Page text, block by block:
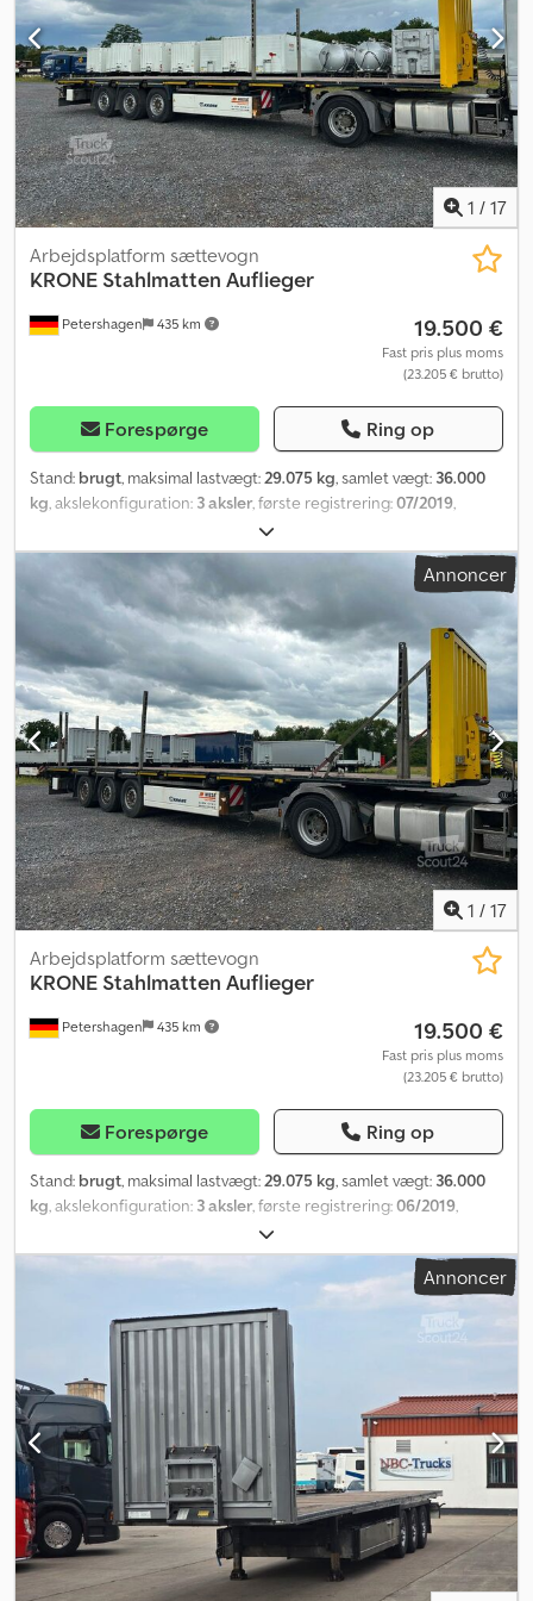
1 / 17
Petershagen 435 km
Arbejdsplatform sættevogn
KRONE Stahlmatten Auflieger
19.500 €
Fast pris plus moms
(23.205 € brutto)
Forespørge Ring op
Stand: brugt, maksimal lastvægt:29.075 kg, samlet vægt: 36.000
kg, akslekonfiguration: 3 aksler, første registrering:07/2019,
, samlet længde:
bredde:2.550 mm, total højde:3.277 mm, Udstyr:ABS, Krone
stålplade-semitrailer * Krone-aksler med luftaffjedring og
skivebremser * 1. aksel kan hæves * Pallekasser * Lommestolper *
Stolper + holder * Hulskinne * Surringsøjer * Opbevaringskasse *
Overbredde-skilte * 385/65 R22,5 * Reservehjulsholder Dsdpfx
Aezp Abgoifjkr Vi står til rådighed, hvis du har brug for yderligere
information.
Annoncer
1 / 17
Petershagen 435 km
Arbejdsplatform sættevogn
KRONE Stahlmatten Auflieger
19.500 €
Fast pris plus moms
(23.205 € brutto)
Forespørge Ring op
Stand: brugt, maksimal lastvægt: 29.075 kg, samlet vægt: 36.000
kg , akslekonfiguration: 3 aksler, første registrering:06/2019
, samlet længde:
bredde:2.550 mm, total højde:3.277 mm, Udstyr:ABS, Krone
stålplade-semitrailer * Krone-aksler med luftaffjedring og
skivebremser * 1. aksel kan hæves Dedpfx Ajzp Abasifekr *
Pallekasser * Rammelommer * Rammer + holdere * Perforeret
skinne * Surringsøjer * Opbevaringskasse * Overbredde-skilte *
385/65 R22,5 * Reservehjulsholder Vi står til rådighed, hvis du har
brug for yderligere information.
Annoncer